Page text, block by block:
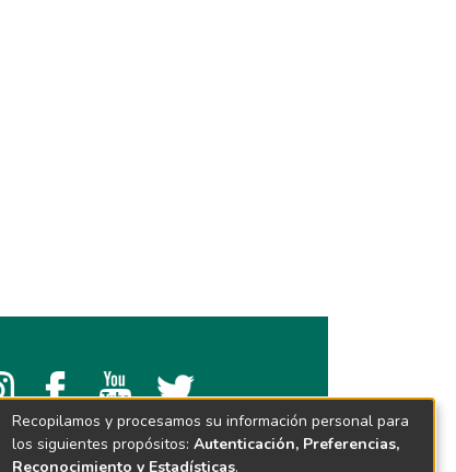
Recopilamos y procesamos su información personal para
los siguientes propósitos: Autenticación, Preferencias,
Reconocimiento y Estadísticas.